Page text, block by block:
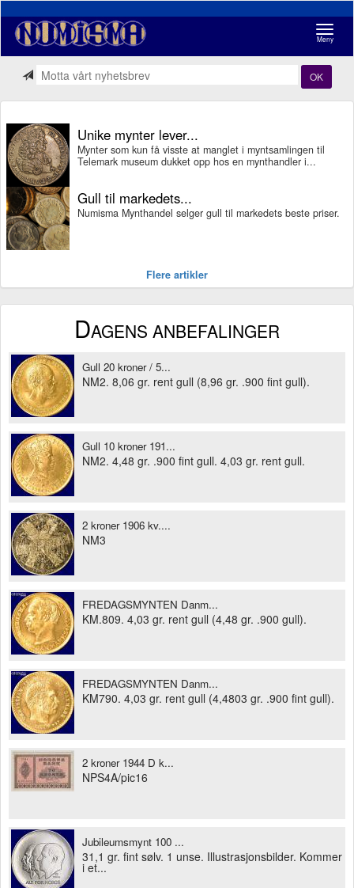
Meny
OK
Unike mynter lever...
Mynter som kun få visste at manglet i myntsamlingen til
Telemark museum dukket opp hos en mynthandler i...
Gull til markedets...
Numisma Mynthandel selger gull til markedets beste priser.
Flere artikler
DAGENS ANBEFALINGER
Gull 20 kroner / 5...
NM2. 8,06 gr. rent gull (8,96 gr. .900 fint gull).
Gull 10 kroner 191...
NM2. 4,48 gr. .900 fint gull. 4,03 gr. rent gull.
2 kroner 1906 kv....
NM3
FREDAGSMYNTEN Danm...
KM.809. 4,03 gr. rent gull (4,48 gr. .900 gull).
FREDAGSMYNTEN Danm...
KM790. 4,03 gr. rent gull (4,4803 gr. .900 fint gull).
2 kroner 1944 D k...
NPS4A/pic16
Jubileumsmynt 100 ...
31,1 gr. fint sølv. 1 unse. Illustrasjonsbilder. Kommer
i et...